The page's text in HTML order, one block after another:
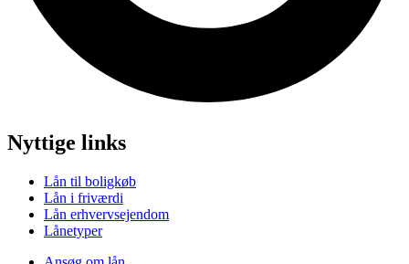
Nyttige links
Lån til boligkøb
Lån i friværdi
Lån erhvervsejendom
Lånetyper